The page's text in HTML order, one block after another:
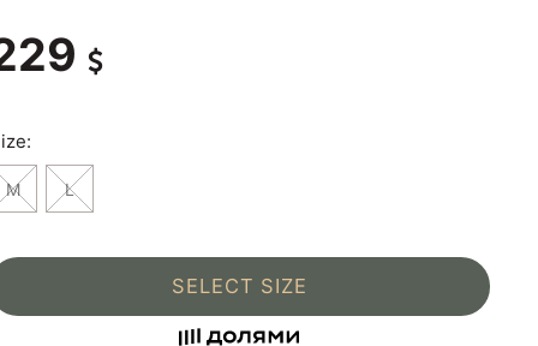
M L
SELECT SIZE